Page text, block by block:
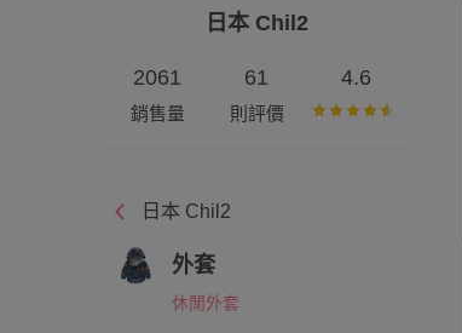
日本 Chil2
2061
銷售量
61
則評價
4.6
日本 Chil2
外套
休閒外套